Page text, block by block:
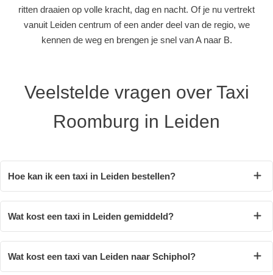
ritten draaien op volle kracht, dag en nacht. Of je nu vertrekt
vanuit Leiden centrum of een ander deel van de regio, we
kennen de weg en brengen je snel van A naar B.
Veelstelde vragen over Taxi
Roomburg in Leiden
Hoe kan ik een taxi in Leiden bestellen?
Wat kost een taxi in Leiden gemiddeld?
Wat kost een taxi van Leiden naar Schiphol?